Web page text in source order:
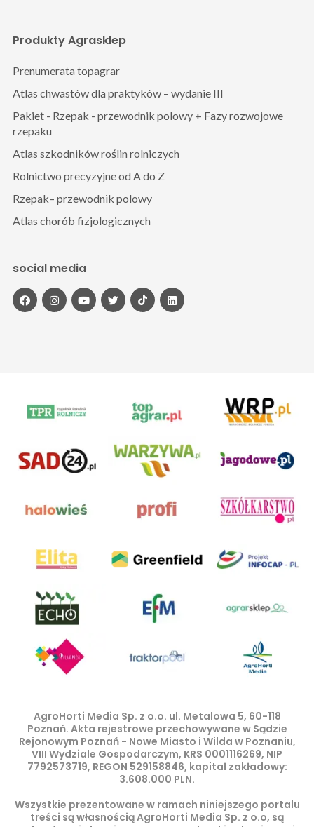
Produkty Agrasklep
Prenumerata topagrar
Atlas chwastów dla praktyków – wydanie III
Pakiet - Rzepak - przewodnik polowy + Fazy rozwojowe
rzepaku
Atlas szkodników roślin rolniczych
Rolnictwo precyzyjne od A do Z
Rzepak– przewodnik polowy
Atlas chorób fizjologicznych
social media
AgroHorti Media Sp. z o.o. ul. Metalowa 5, 60-118
Poznań. Akta rejestrowe przechowywane w Sądzie
Rejonowym Poznań - Nowe Miasto i Wilda w Poznaniu,
VIII Wydziale Gospodarczym, KRS 0001116269, NIP
7792573719, REGON 529158846, kapitał zakładowy:
3.608.000 PLN.
Wszystkie prezentowane w ramach niniejszego portalu
treści są własnością AgroHorti Media Sp. z o.o, są